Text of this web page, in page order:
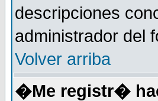
descripciones
administrador del
Volver arriba
�Me registr�